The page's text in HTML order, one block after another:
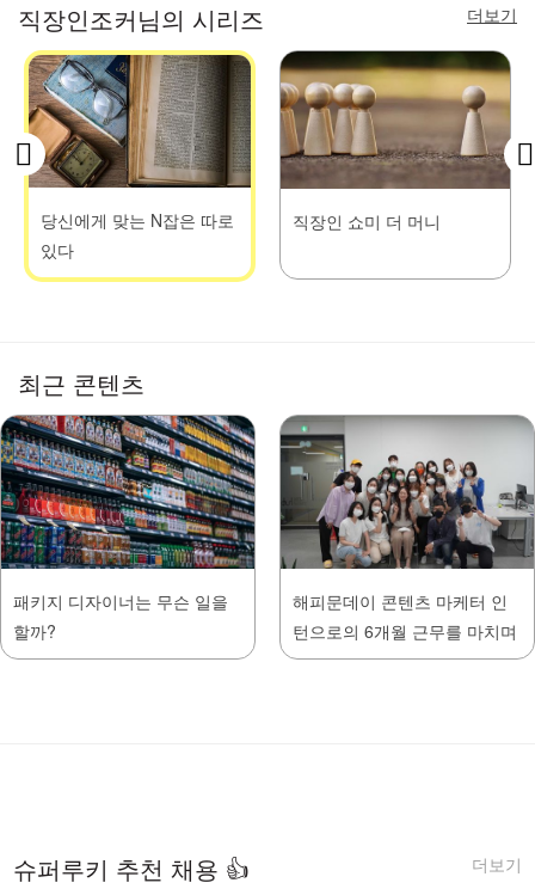
더보기
직장인조커님의 시리즈
당신에게 맞는 N잡은 따로
있다
직장인 쇼미 더 머니
최근 콘텐츠
패키지 디자이너는 무슨 일을
할까?
해피문데이 콘텐츠 마케터 인
턴으로의 6개월 근무를 마치며
더보기
슈퍼루키 추천 채용 👍